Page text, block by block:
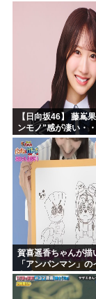
松本人志さんとのツ
が完全に別人だとネ
「マジで誰かわから
【日向坂46】 藤嶌
ンモノ"感が凄い・
賀喜遥香ちゃんが描
「アンパンマン」
上手すぎる！！！【